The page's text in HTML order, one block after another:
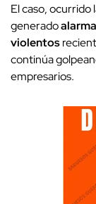
El caso, ocurrido
generado
violentos
continúa
empresarios.